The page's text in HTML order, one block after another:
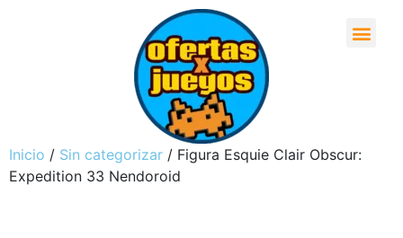
Inicio / Sin categorizar / Figura Esquie Clair Obscur:
Expedition 33 Nendoroid